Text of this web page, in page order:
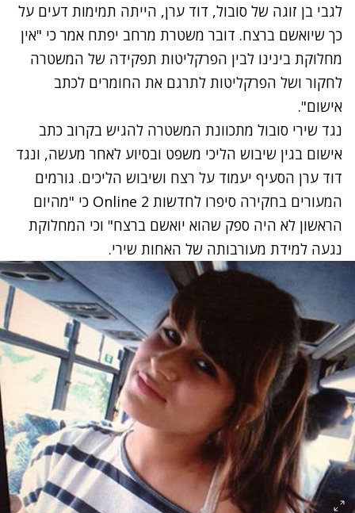
לגבי בן זוגה של סובול, דוד ערן, הייתה תמימות דעים על
כך שיואשם ברצח. דובר משטרת מרחב יפתח אמר כי "אין
מחלוקת בינינו לבין הפרקליטות תפקידה של המשטרה
לחקור ושל הפרקליטות לתרגם את החומרים לכתב
אישום".
נגד שירי סובול מתכוונת המשטרה להגיש בקרוב כתב
אישום בגין שיבוש הליכי משפט ובסיוע לאחר מעשה, ונגד
דוד ערן הסעיף יעמוד על רצח ושיבוש הליכים. גורמים
המעורים בחקירה סיפרו לחדשות 2 Online כי "מהיום
הראשון לא היה ספק שהוא יואשם ברצח" וכי המחלוקת
נגעה למידת מעורבותה של האחות שירי.